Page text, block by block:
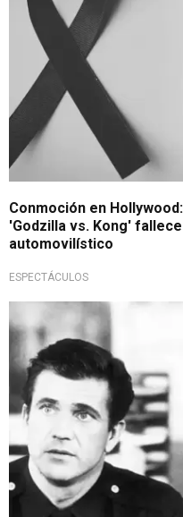
Conmoción en
'Godzilla vs. Kong'
automovilístico
ESPECTÁCULOS
Conmoción en Hollywood